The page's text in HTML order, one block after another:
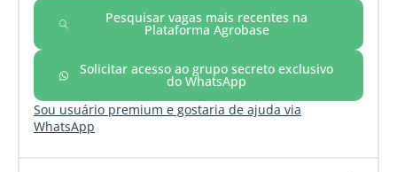
Pesquisar vagas mais recentes na
Plataforma Agrobase
Solicitar acesso ao grupo secreto exclusivo
do WhatsApp
Sou usuário premium e gostaria de ajuda via
WhatsApp